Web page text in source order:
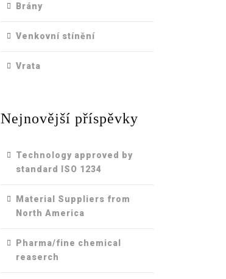
Brány
Venkovní stínění
Vrata
Nejnovější příspěvky
Technology approved by
standard ISO 1234
Material Suppliers from
North America
Pharma/fine chemical
reaserch